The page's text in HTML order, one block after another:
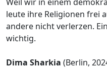
leute ihre Religionen frei
andere nicht verlerzen.
wichtig.
Dima Sharkia (Berlin,